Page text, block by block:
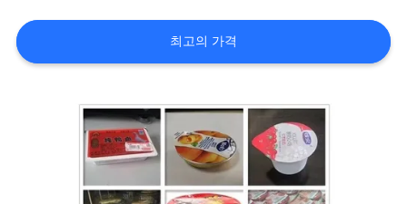
질
관
최고의 가격